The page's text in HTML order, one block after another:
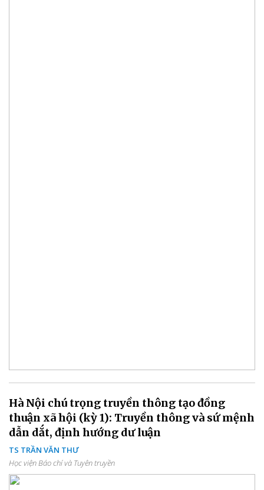
Hà Nội chú trọng truyền thông tạo đồng
thuận xã hội (kỳ 1): Truyền thông và sứ mệnh
dẫn dắt, định hướng dư luận
TS TRẦN VĂN THƯ
Học viện Báo chí và Tuyên truyền